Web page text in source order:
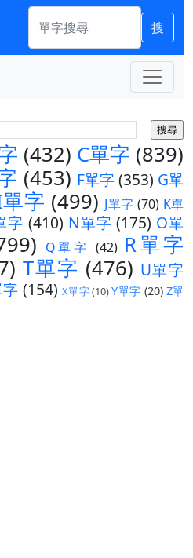
搜
(432) C單字 (839)
(453) F單字(353) G單
字 (499) J單字 (70) K單
字 (410) N單字 (175) O單
Q單字 (42) R單字
T單字 (476) U單字
(154) X單字(10)Y單字 (20) Z單